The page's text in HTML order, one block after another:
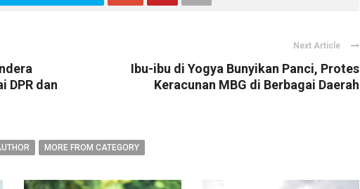
DPR dan
Next Article
Ibu-ibu di Yogya Bunyikan Panci, Protes
Keracunan MBG di Berbagai Daerah
MORE FROM CATEGORY